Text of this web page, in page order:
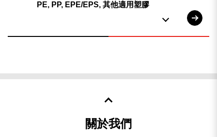
PE, PP, EPE/EPS, 其他適用塑膠
關於我們